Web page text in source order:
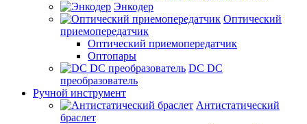
Энкодер
Оптический
приемопередатчик
Оптический приемопередатчик
Оптопары
DC DC
преобразователь
Ручной инструмент
Антистатический
браслет